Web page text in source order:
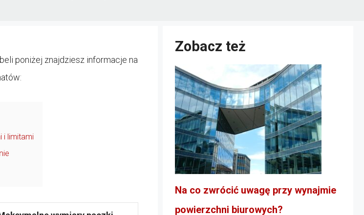
poniżej znajdziesz informacje na
i limitami
Zobacz też
Na co zwrócić uwagę przy wynajmie
powierzchni biurowych?